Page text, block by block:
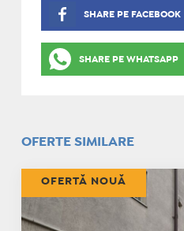
SHARE PE FACEBOOK
SHARE PE WHATSAPP
OFERTE SIMILARE
OFERTĂ NOUĂ